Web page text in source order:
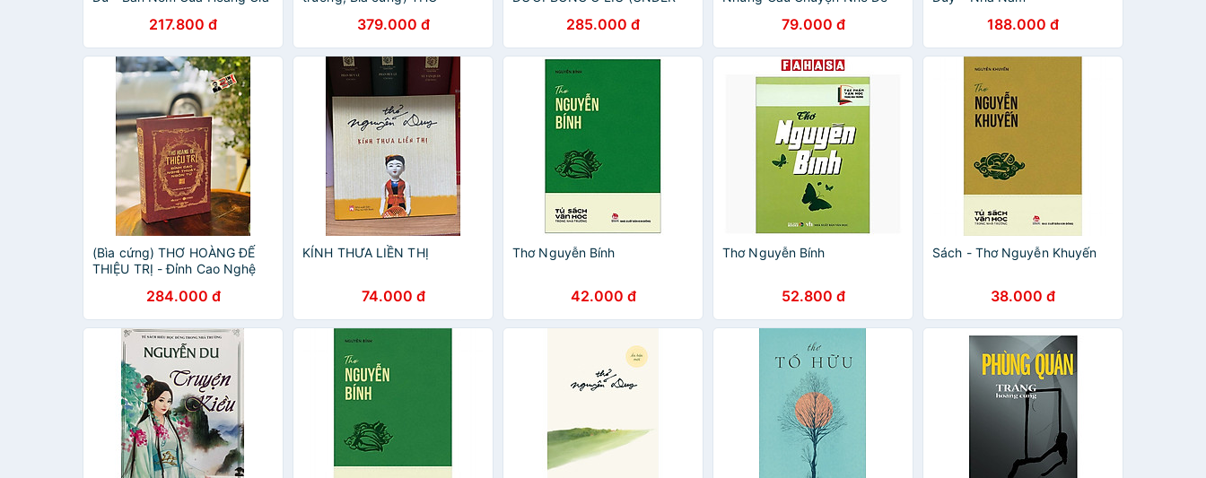
217.800 đ
Nhã Nam379.000 đ
Quang Thiều – Nguyễn Thị
Tuyết Ngân dịch – NXB Hội
nhà văn
285.000 đ
Thị Hiền Lương - ETS
79.000 đ 188.000 đ
(Bìa cứng) THƠ HOÀNG ĐẾ
THIỆU TRỊ - Đỉnh Cao Nghệ
Phước Hải Trung – Thái Hà
Books
284.000 đ
KÍNH THƯA LIỀN THỊ
74.000 đ
Thơ Nguyễn Bính
42.000 đ
Thơ Nguyễn Bính
52.800 đ
Sách - Thơ Nguyễn Khuyến
38.000 đ